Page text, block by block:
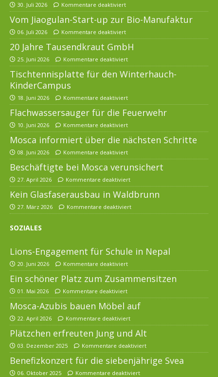
30. Juli 2026 Kommentare deaktiviert
Vom Jiaogulan-Start-up zur Bio-Manufaktur
06. Juli 2026 Kommentare deaktiviert
20 Jahre Tausendkraut GmbH
25. Juni 2026 Kommentare deaktiviert
Tischtennisplatte für den Winterhauch-
KinderCampus
18. Juni 2026 Kommentare deaktiviert
Flachwassersauger für die Feuerwehr
10. Juni 2026 Kommentare deaktiviert
Mosca informiert über die nächsten Schritte
08. Juni 2026 Kommentare deaktiviert
Beschäftigte bei Mosca verunsichert
27. April 2026 Kommentare deaktiviert
Kein Glasfaserausbau in Waldbrunn
27. März 2026 Kommentare deaktiviert
SOZIALES
Lions-Engagement für Schule in Nepal
20. Juni 2026 Kommentare deaktiviert
Ein schöner Platz zum Zusammensitzen
01. Mai 2026 Kommentare deaktiviert
Mosca-Azubis bauen Möbel auf
22. April 2026 Kommentare deaktiviert
Plätzchen erfreuten Jung und Alt
03. Dezember 2025 Kommentare deaktiviert
Benefizkonzert für die siebenjährige Svea
06. Oktober 2025 Kommentare deaktiviert